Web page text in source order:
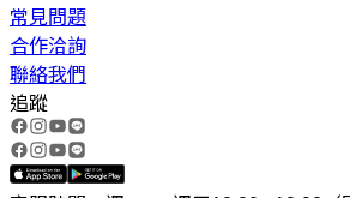
常見問題
合作洽詢
聯絡我們
追蹤